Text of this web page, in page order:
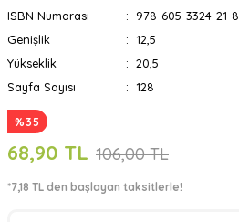
ISBN Numarası
978-605-3324-21-8
Genişlik
12,5
Yükseklik
20,5
Sayfa Sayısı
128
%35
68,90 TL 106,00 TL
*7,18 TL den başlayan taksitlerle!